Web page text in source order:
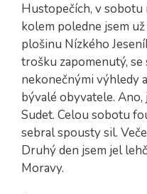
Hustopečích, v sobotu
kolem poledne jsem
plošinu Nízkého
trošku zapomenutý,
nekonečnými výhledy
bývalé obyvatele.
Sudet. Celou sobotu
sebral spousty sil.
Druhý den jsem jel
Moravy.